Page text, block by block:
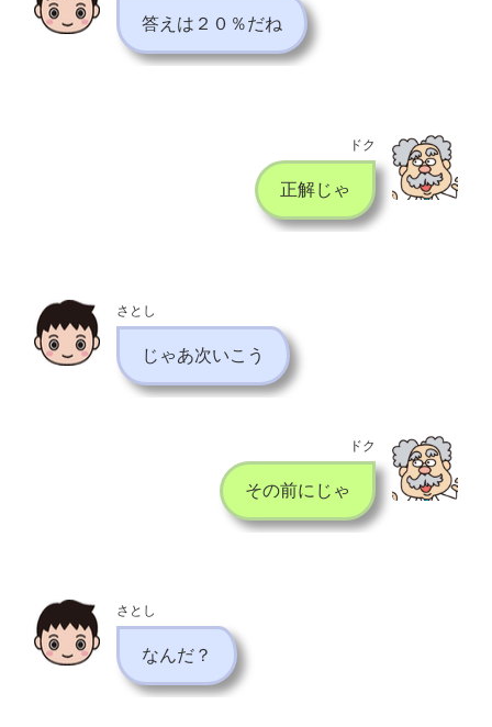
答えは２０％だね
ドク
正解じゃ
さとし
じゃあ次いこう
ドク
その前にじゃ
さとし
なんだ？